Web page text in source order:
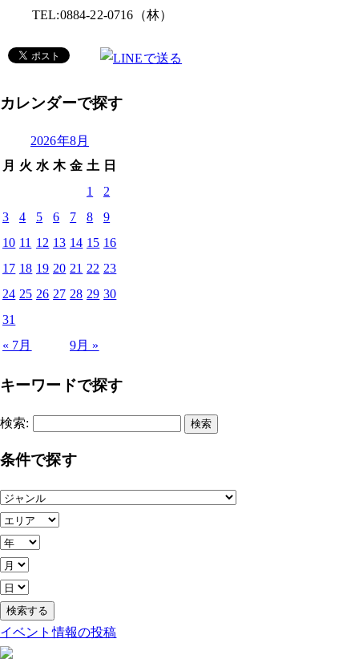
TEL:0884-22-0716（林）
カレンダーで探す
2026年8月
月 火 水 木 金 土 日
« 7月 9月 »
1
2
3
4 5 6 7 8
9
10 11 12 13 14 15 16
17 18 19 20 21 22 23
24 25 26 27 28 29 30
31
キーワードで探す
検索:
条件で探す
イベント情報の投稿